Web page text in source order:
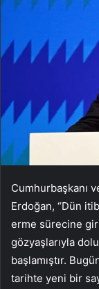
Cumhurbaşkanı
Erdoğan, “Dün
erme sürecine
gözyaşlarıyla
başlamıştır.
tarihte yeni bir